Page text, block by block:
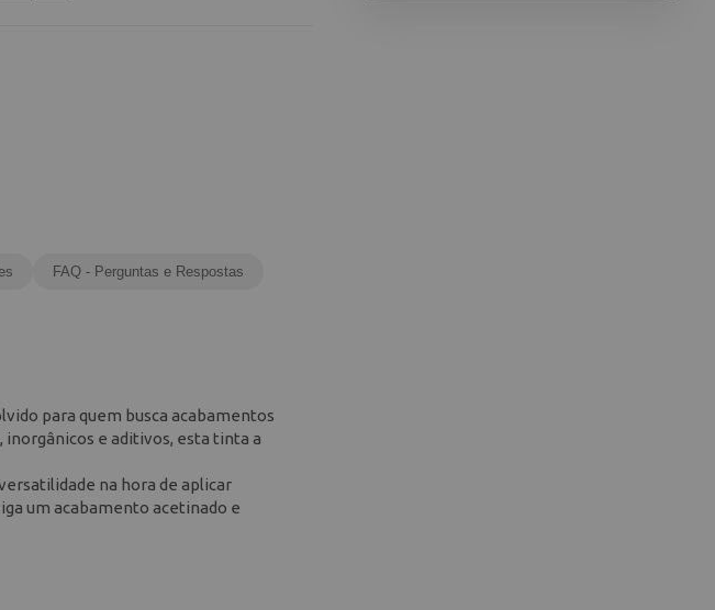
FAQ - Perguntas e Respostas
para quem busca acabamentos
e aditivos, esta tinta a
na hora de aplicar
um acabamento acetinado e